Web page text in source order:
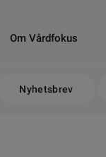
Om Vårdfokus
Nyhetsbrev